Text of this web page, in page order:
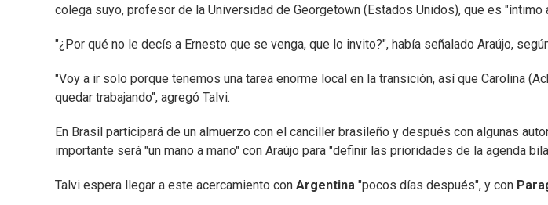
colega suyo, profesor de la Universidad de Georgetown (Estados Unidos), que es "íntimo
"¿Por qué no le decís a Ernesto que se venga, que lo invito?", había señalado Araújo,
"Voy a ir solo porque tenemos una tarea enorme local en la transición, así que Carolina
quedar trabajando", agregó Talvi.
En Brasil participará de un almuerzo con el canciller brasileño y después con algunas
importante será "un mano a mano" con Araújo para "definir las prioridades de la agenda
Talvi espera llegar a este acercamiento con Argentina "pocos días después", y con